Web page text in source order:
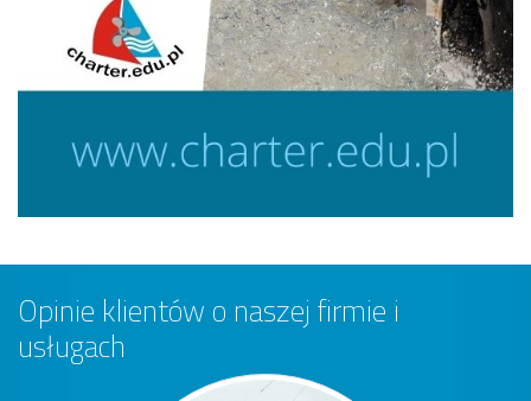
Opinie klientów o naszej firmie i
usługach